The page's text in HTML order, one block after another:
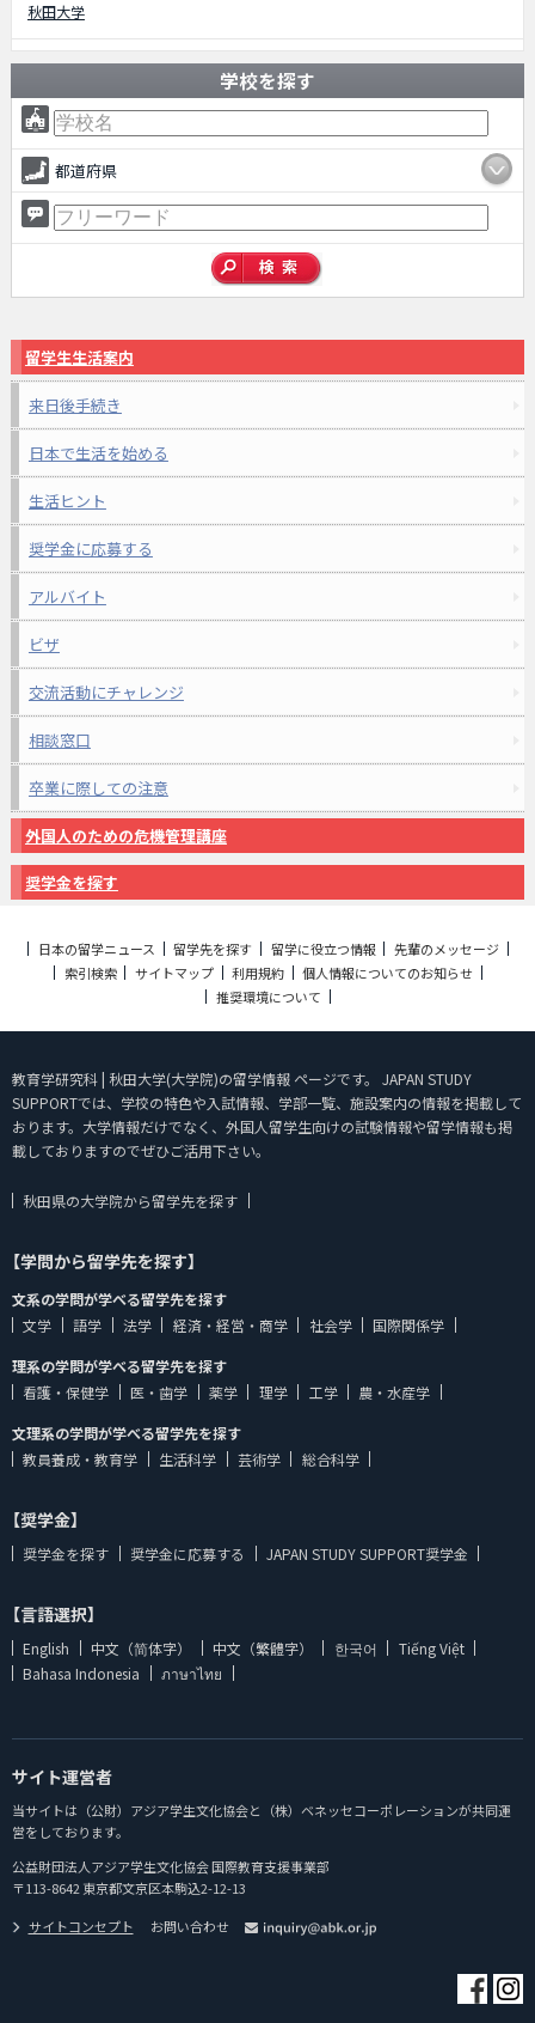
秋田大学
学校を探す
都道府県
留学生生活案内
来日後手続き
日本で生活を始める
生活ヒント
奨学金に応募する
アルバイト
ビザ
交流活動にチャレンジ
相談窓口
卒業に際しての注意
外国人のための危機管理講座
奨学金を探す
日本の留学ニュース 留学先を探す 留学に役立つ情報
先輩のメッセージ
索引検索
サイトマップ 利用規約
個人情報についてのお知らせ
推奨環境について
教育学研究科 | 秋田大学(大学院)の留学情報 ページです。 JAPAN STUDY
SUPPORTでは、学校の特色や入試情報、学部一覧、施設案内の情報を掲載して
おります。大学情報だけでなく、外国人留学生向けの試験情報や留学情報も掲
載しておりますのでぜひご活用下さい。
秋田県の大学院から留学先を探す
【学問から留学先を探す】
文系の学問が学べる留学先を探す
文学
語学 法学 経済・経営・商学 社会学
国際関係学
理系の学問が学べる留学先を探す
看護・保健学
医・歯学 薬学 理学 工学
農・水産学
文理系の学問が学べる留学先を探す
教員養成・教育学
生活科学 芸術学 総合科学
【奨学金】
奨学金を探す 奨学金に応募する JAPAN STUDY SUPPORT奨学金
【言語選択】
English 中文（简体字） 中文（繁體字） 한국어
Tiếng Việt
Bahasa Indonesia
ภาษาไทย
サイト運営者
当サイトは（公財）アジア学生文化協会と（株）ベネッセコーポレーションが共同運
営をしております。
公益財団法人アジア学生文化協会 国際教育支援事業部
〒113-8642 東京都文京区本駒込2-12-13
サイトコンセプト
お問い合わせ